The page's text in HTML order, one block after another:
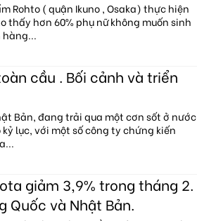
Rohto ( quận Ikuno , Osaka) thực hiện
thấy hơn 60% phụ nữ không muốn sinh
hàng...
cầu . Bối cảnh và triển
Bản, đang trải qua một cơn sốt ở nước
lục, với một số công ty chứng kiến
giảm 3,9% trong tháng 2.
Quốc và Nhật Bản.